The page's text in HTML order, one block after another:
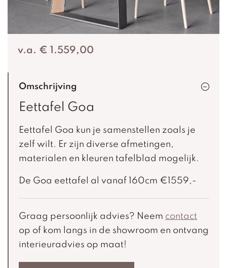
v.a. € 1.559,00
Omschrijving
Eettafel Goa
Eettafel Goa kun je samenstellen zoals je
zelf wilt. Er zijn diverse afmetingen,
materialen en kleuren tafelblad mogelijk.
De Goa eettafel al vanaf 160cm €1559,-
Graag persoonlijk advies? Neem contact
op of kom langs in de showroom en ontvang
interieuradvies op maat!